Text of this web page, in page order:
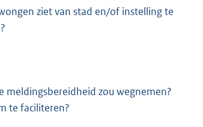
ziet van stad en/of instelling te
zou wegnemen?
te faciliteren?